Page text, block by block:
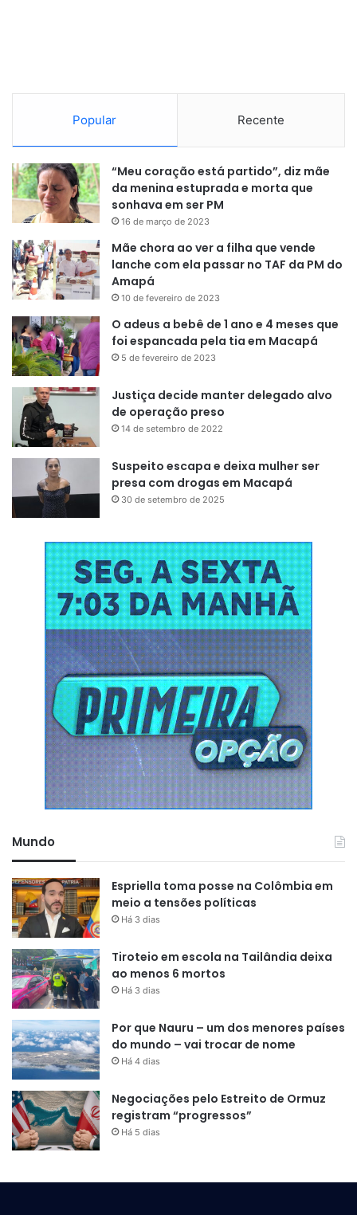
Popular Recente
“Meu coração está partido”, diz mãe
da menina estuprada e morta que
sonhava em ser PM
16 de março de 2023
Mãe chora ao ver a filha que vende
lanche com ela passar no TAF da PM do
Amapá
10 de fevereiro de 2023
O adeus a bebê de 1 ano e 4 meses que
foi espancada pela tia em Macapá
5 de fevereiro de 2023
Justiça decide manter delegado alvo
de operação preso
14 de setembro de 2022
Suspeito escapa e deixa mulher ser
presa com drogas em Macapá
30 de setembro de 2025
Mundo
Espriella toma posse na Colômbia em
meio a tensões políticas
Há 3 dias
Tiroteio em escola na Tailândia deixa
ao menos 6 mortos
Há 3 dias
Por que Nauru – um dos menores países
do mundo – vai trocar de nome
Há 4 dias
Negociações pelo Estreito de Ormuz
registram “progressos”
Há 5 dias